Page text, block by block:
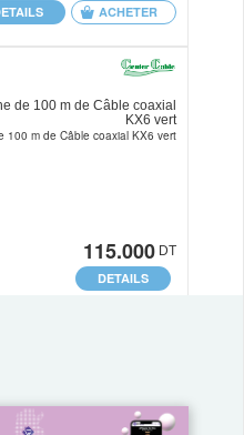
ACHETER
de 100 m de Câble coaxial
KX6 vert
100 m de Câble coaxial KX6 vert
115.000 DT
DETAILS